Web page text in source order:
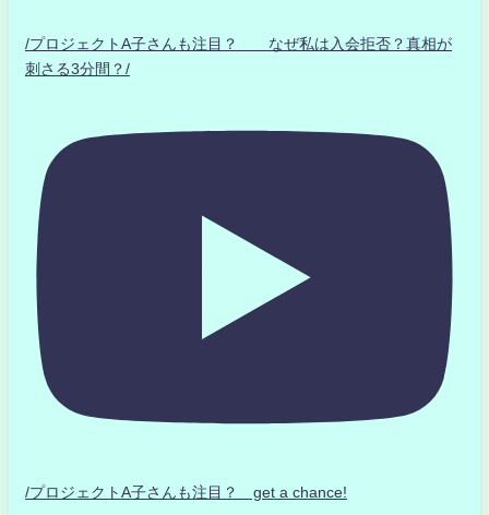
/プロジェクトA子さんも注目？ なぜ私は入会拒否？真相が
刺さる3分間？/
/プロジェクトA子さんも注目？ get a chance!